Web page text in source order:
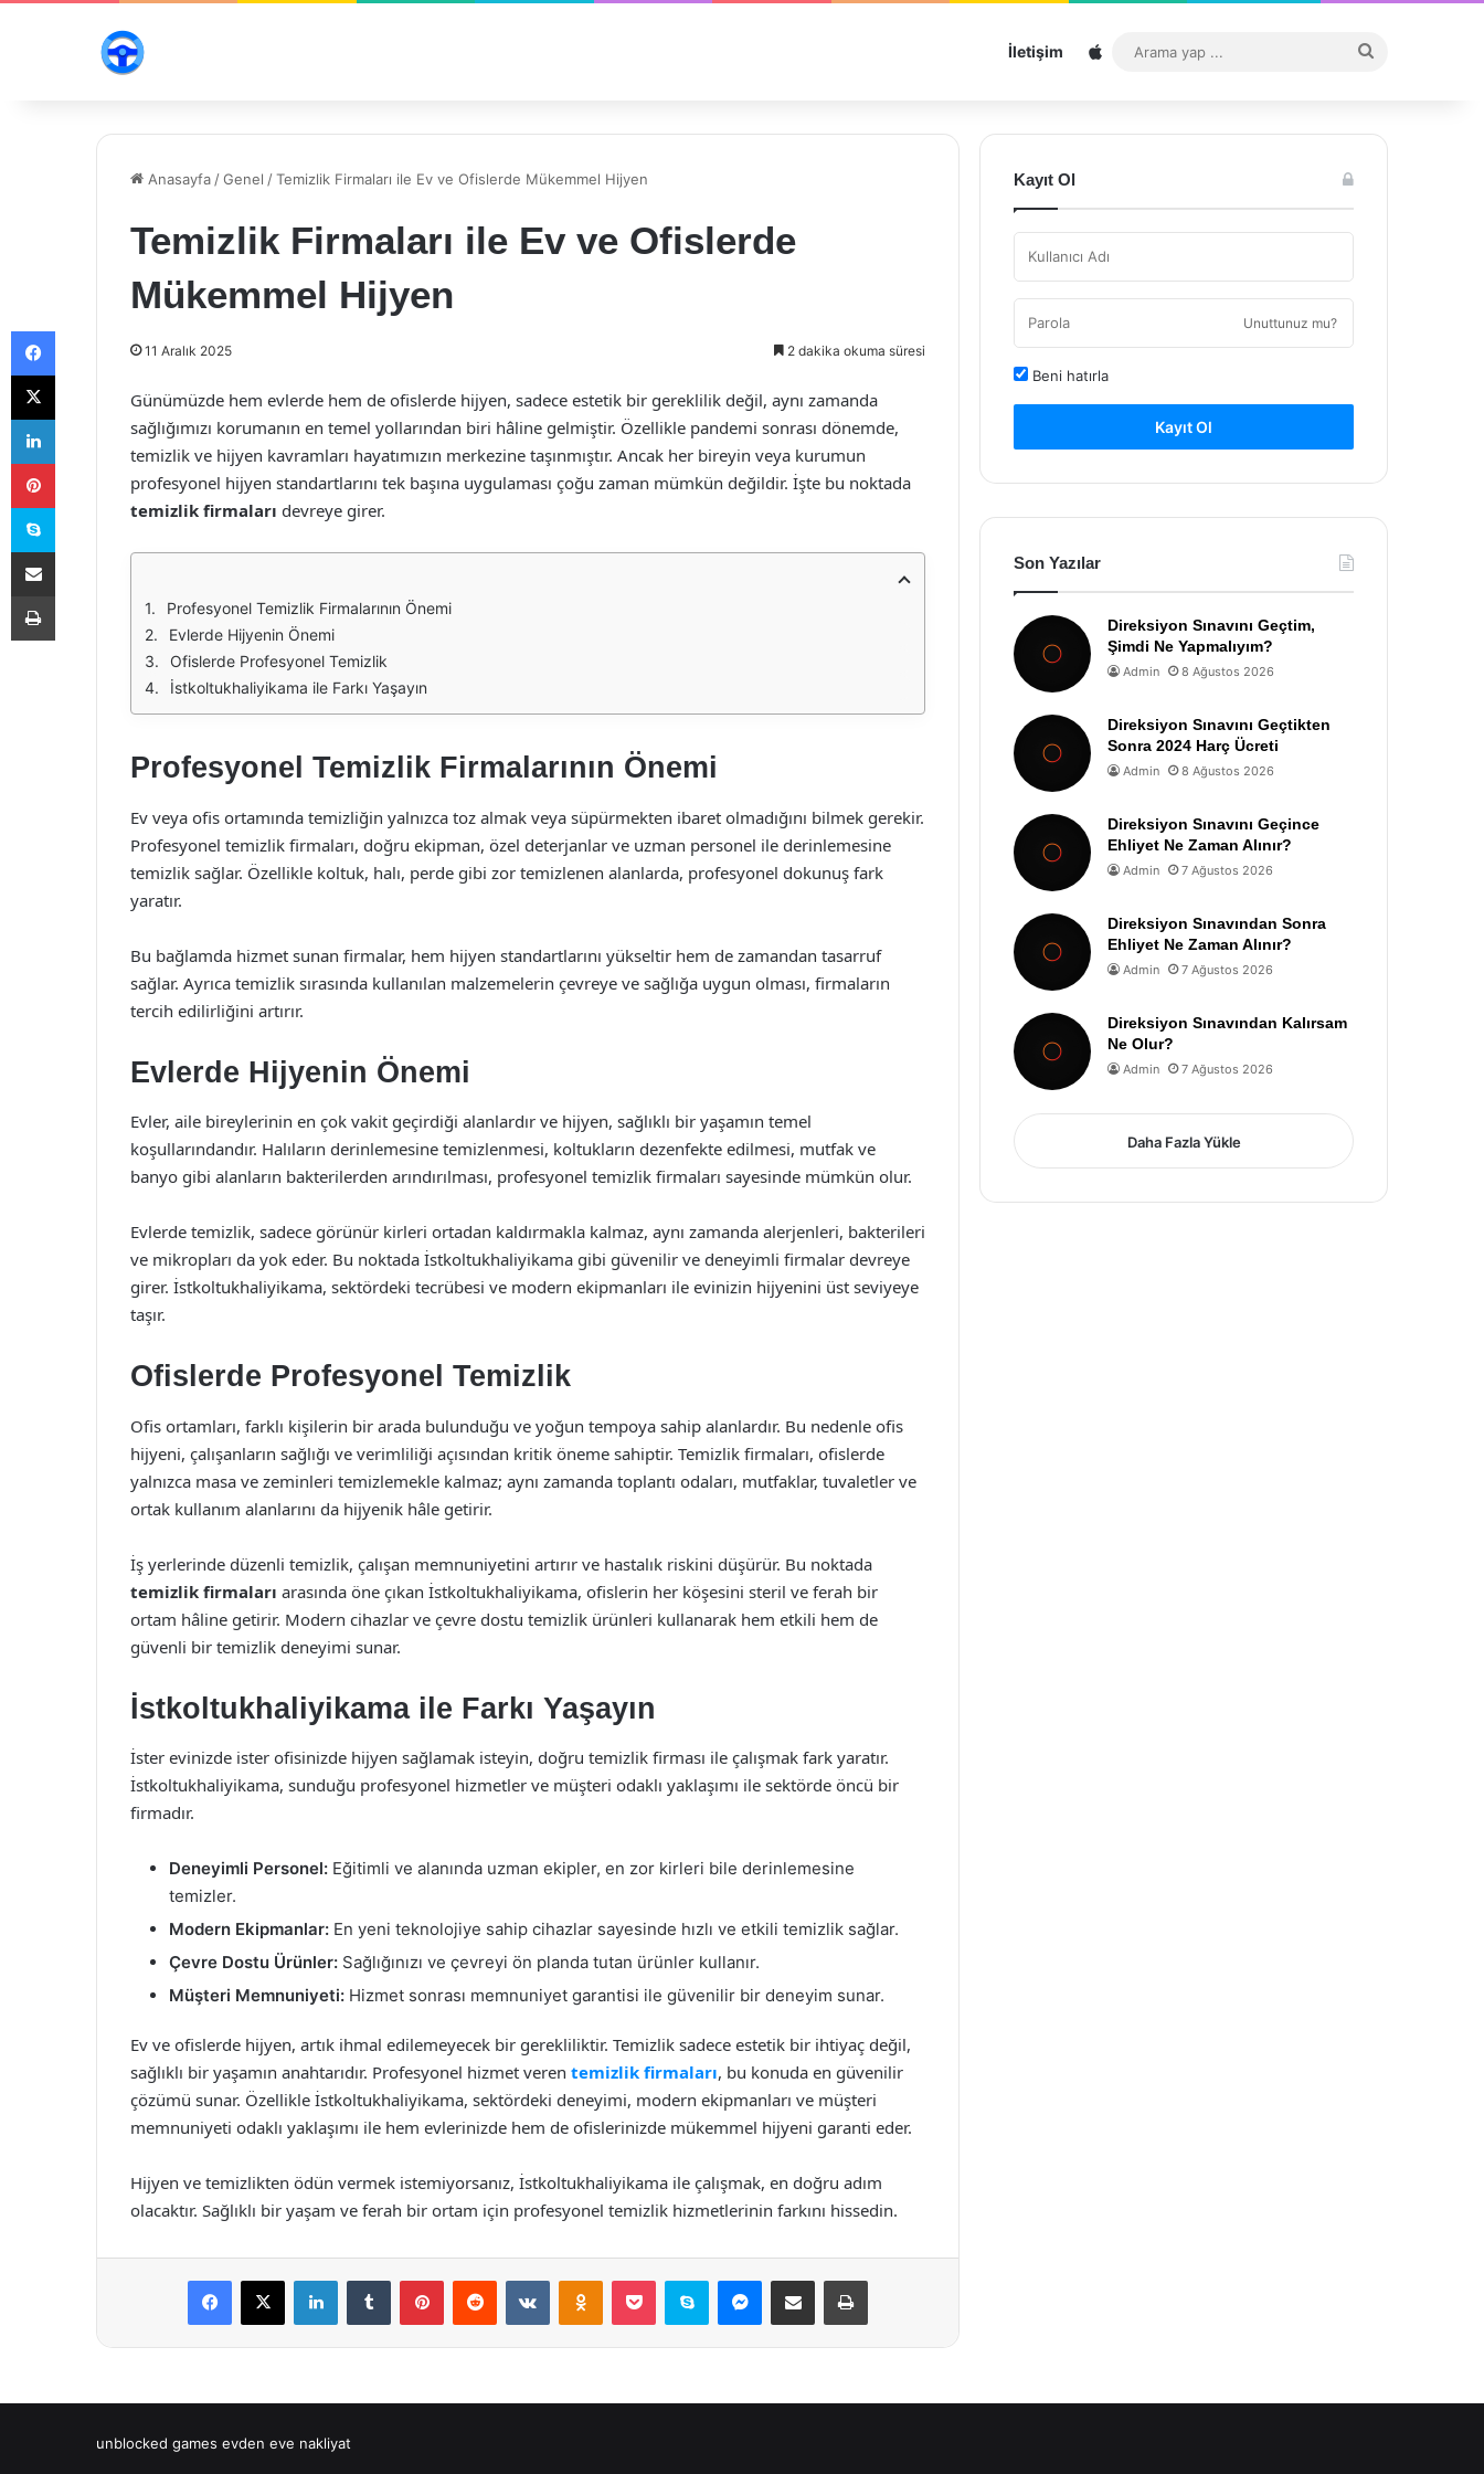
İletişim Sitemap
...
Anasayfa /Genel /Temizlik Firmaları ile Ev ve Ofislerde Mükemmel Hijyen
Temizlik Firmaları ile Ev ve Ofislerde
Mükemmel Hijyen
11 Aralık 2025 2 dakika okuma süresi
Günümüzde hem evlerde hem de ofislerde hijyen, sadece estetik bir gereklilik değil, aynı zamanda
sağlığımızı korumanın en temel yollarından biri hâline gelmiştir. Özellikle pandemi sonrası dönemde,
temizlik ve hijyen kavramları hayatımızın merkezine taşınmıştır. Ancak her bireyin veya kurumun
profesyonel hijyen standartlarını tek başına uygulaması çoğu zaman mümkün değildir. İşte bu noktada
temizlik firmaları devreye girer.
Profesyonel Temizlik Firmalarının Önemi
Evlerde Hijyenin Önemi
Ofislerde Profesyonel Temizlik
İstkoltukhaliyikama ile Farkı Yaşayın
Profesyonel Temizlik Firmalarının Önemi
Ev veya ofis ortamında temizliğin yalnızca toz almak veya süpürmekten ibaret olmadığını bilmek gerekir.
Profesyonel temizlik firmaları, doğru ekipman, özel deterjanlar ve uzman personel ile derinlemesine
temizlik sağlar. Özellikle koltuk, halı, perde gibi zor temizlenen alanlarda, profesyonel dokunuş fark
yaratır.
Bu bağlamda hizmet sunan firmalar, hem hijyen standartlarını yükseltir hem de zamandan tasarruf
sağlar. Ayrıca temizlik sırasında kullanılan malzemelerin çevreye ve sağlığa uygun olması, firmaların
tercih edilirliğini artırır.
Evlerde Hijyenin Önemi
Evler, aile bireylerinin en çok vakit geçirdiği alanlardır ve hijyen, sağlıklı bir yaşamın temel
koşullarındandır. Halıların derinlemesine temizlenmesi, koltukların dezenfekte edilmesi, mutfak ve
banyo gibi alanların bakterilerden arındırılması, profesyonel temizlik firmaları sayesinde mümkün olur.
Evlerde temizlik, sadece görünür kirleri ortadan kaldırmakla kalmaz, aynı zamanda alerjenleri, bakterileri
ve mikropları da yok eder. Bu noktada İstkoltukhaliyikama gibi güvenilir ve deneyimli firmalar devreye
girer. İstkoltukhaliyikama, sektördeki tecrübesi ve modern ekipmanları ile evinizin hijyenini üst seviyeye
taşır.
Ofislerde Profesyonel Temizlik
Ofis ortamları, farklı kişilerin bir arada bulunduğu ve yoğun tempoya sahip alanlardır. Bu nedenle ofis
hijyeni, çalışanların sağlığı ve verimliliği açısından kritik öneme sahiptir. Temizlik firmaları, ofislerde
yalnızca masa ve zeminleri temizlemekle kalmaz; aynı zamanda toplantı odaları, mutfaklar, tuvaletler ve
ortak kullanım alanlarını da hijyenik hâle getirir.
İş yerlerinde düzenli temizlik, çalışan memnuniyetini artırır ve hastalık riskini düşürür. Bu noktada
temizlik firmaları arasında öne çıkan İstkoltukhaliyikama, ofislerin her köşesini steril ve ferah bir
ortam hâline getirir. Modern cihazlar ve çevre dostu temizlik ürünleri kullanarak hem etkili hem de
güvenli bir temizlik deneyimi sunar.
İstkoltukhaliyikama ile Farkı Yaşayın
İster evinizde ister ofisinizde hijyen sağlamak isteyin, doğru temizlik firması ile çalışmak fark yaratır.
İstkoltukhaliyikama, sunduğu profesyonel hizmetler ve müşteri odaklı yaklaşımı ile sektörde öncü bir
firmadır.
Deneyimli Personel: Eğitimli ve alanında uzman ekipler, en zor kirleri bile derinlemesine
temizler.
Modern Ekipmanlar: En yeni teknolojiye sahip cihazlar sayesinde hızlı ve etkili temizlik sağlar.
Çevre Dostu Ürünler: Sağlığınızı ve çevreyi ön planda tutan ürünler kullanır.
Müşteri Memnuniyeti: Hizmet sonrası memnuniyet garantisi ile güvenilir bir deneyim sunar.
Ev ve ofislerde hijyen, artık ihmal edilemeyecek bir gerekliliktir. Temizlik sadece estetik bir ihtiyaç değil,
sağlıklı bir yaşamın anahtarıdır. Profesyonel hizmet veren temizlik firmaları, bu konuda en güvenilir
çözümü sunar. Özellikle İstkoltukhaliyikama, sektördeki deneyimi, modern ekipmanları ve müşteri
memnuniyeti odaklı yaklaşımı ile hem evlerinizde hem de ofislerinizde mükemmel hijyeni garanti eder.
Hijyen ve temizlikten ödün vermek istemiyorsanız, İstkoltukhaliyikama ile çalışmak, en doğru adım
olacaktır. Sağlıklı bir yaşam ve ferah bir ortam için profesyonel temizlik hizmetlerinin farkını hissedin.
Facebook
X LinkedInTumblr PinterestReddit VKontakteOdnoklassniki
Pocket Skype Messenger
E-Posta ile paylaş Yazdır
Kayıt Ol
Unuttunuz mu?
Beni hatırla
Kayıt Ol
Son Yazılar
Direksiyon Sınavını Geçtim,
Şimdi Ne Yapmalıyım?
Admin 8 Ağustos 2026
Direksiyon Sınavını Geçtikten
Sonra 2024 Harç Ücreti
Admin 8 Ağustos 2026
Direksiyon Sınavını Geçince
Ehliyet Ne Zaman Alınır?
Admin 7 Ağustos 2026
Direksiyon Sınavından Sonra
Ehliyet Ne Zaman Alınır?
Admin 7 Ağustos 2026
Direksiyon Sınavından Kalırsam
Ne Olur?
Admin 7 Ağustos 2026
Daha Fazla Yükle
unblocked games evden eve nakliyat
Facebook
X
LinkedIn
Pinterest
Skype
E-Posta ile paylaş